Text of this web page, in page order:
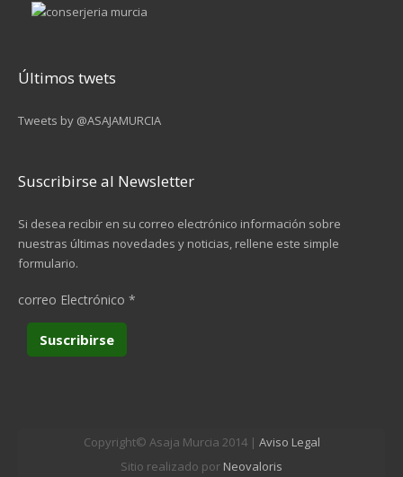
Últimos twets
Tweets by @ASAJAMURCIA
Suscribirse al Newsletter
Si desea recibir en su correo electrónico información sobre
nuestras últimas novedades y noticias, rellene este simple
formulario.
correo Electrónico *
Copyright© Asaja Murcia 2014 | Aviso Legal
Sitio realizado por Neovaloris